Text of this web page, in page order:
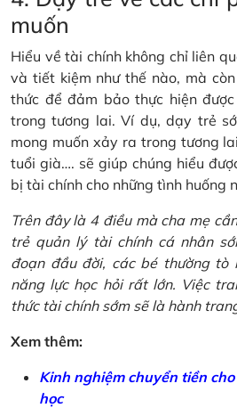
muốn
Hiểu về tài chính không chỉ liên
và tiết kiệm như thế nào, mà
thức để đảm bảo thực hiện
trong tương lai. Ví dụ, dạy trẻ
mong muốn xảy ra trong tương
tuổi già…. sẽ giúp chúng hiểu
bị tài chính cho những tình huống
Trên đây là 4 điều mà cha mẹ
trẻ quản lý tài chính cá nhân
đoạn đầu đời, các bé thường tò
năng lực học hỏi rất lớn. Việc
thức tài chính sớm sẽ là hành
Xem thêm:
Kinh nghiệm chuyển tiền
học